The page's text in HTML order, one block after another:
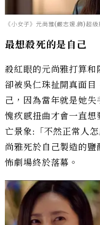
《小女子》元尚雅(嚴志媛.飾)超級
最想殺死的是自己
殺紅眼的元尚雅打算和
卻被吳仁珠扯開真面目
己，因為當年就是她
愧疚感扭曲才會一直
亡景象:「不然正常人
尚雅死於自己製造的
怖劇場終於落幕。